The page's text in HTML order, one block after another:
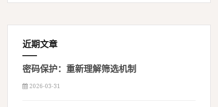
近期文章
密码保护：重新理解筛选机制
2026-03-31